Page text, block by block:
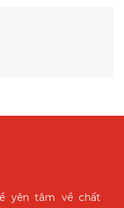
yên tâm về chất